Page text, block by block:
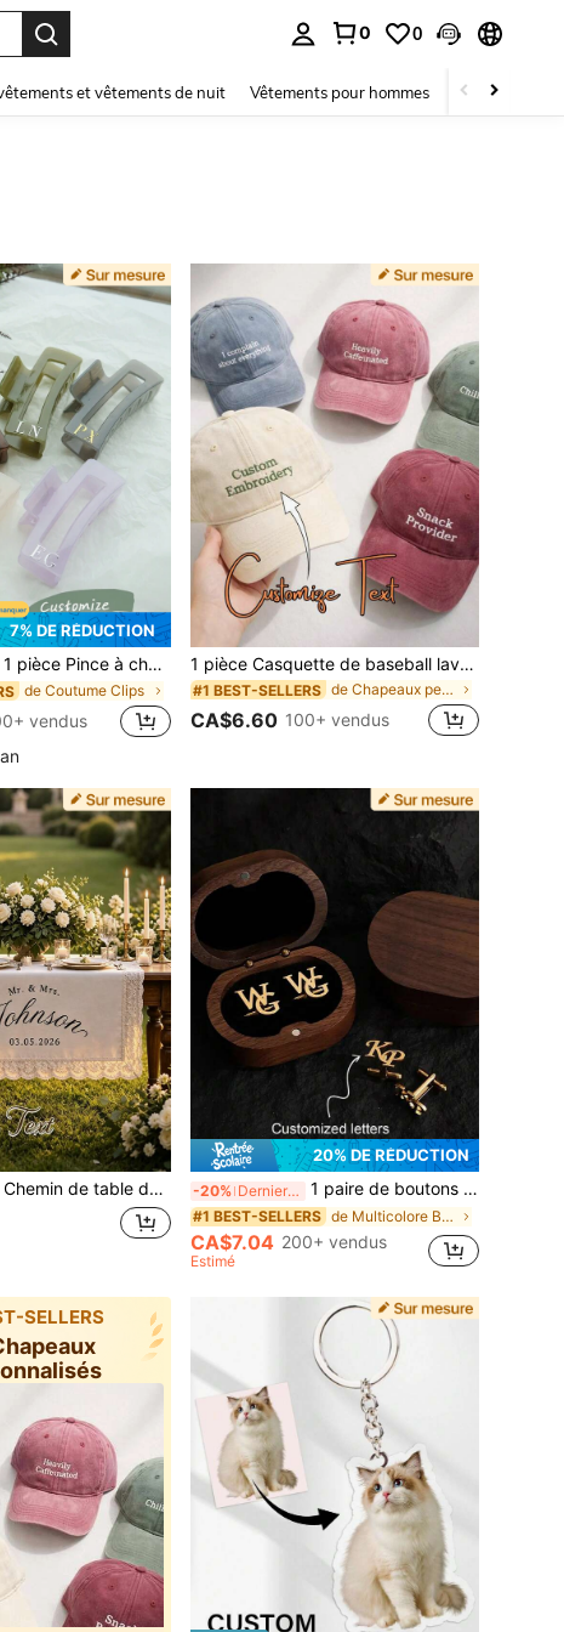
0 0
et vêtements de nuit Vêtements pour hommes Enfants
7% DE RÉDUCTION
1 pièce Pince à cheveux personnalisée avec lettre initiale, personnalisée de 1 à 2 lettres, pinces à cheveux purement personnalisées, cadeaux pour mariage, amis, cadeau pour la fête des mères, cadeau de proposition de demoiselle d'honneur, pour le bureau, pour l'école, pour l'enseignant, pour les adolescents, amour éternel, esthétique
de Coutume Clips
vendus
1 pièce Casquette de baseball lavée et brodée personnalisée, casquette de papa vintage usée, casquette de camionneur personnalisée, casquette de mode Y2K, casquette réglable, casquette brodée minimaliste, casquette de style coréen décontracté, casquette esthétique vintage d'argent, cadeau personnalisé, port quotidien
#1 BEST-SELLERS de Chapeaux personnalisés
CA$6.60 100+ vendus
Chemin de table de mariage en dentelle personnalisé : Chemin de table en tissu personnalisé, panneau de table pour nouveaux mariés, décoration de réception de mariage, décoration de table de mariée
20% DE RÉDUCTION
-20% Derniers 3 jours 1 paire de boutons de manchette en acier inoxydable avec lettre gravée, boutons de manchette personnalisés pour hommes, boutons de manchette pour chemise de tous les jours, cadeau pour le père, le mari, les garçons d'honneur, la fête des pères, le mariage, sans boîte cadeau, coloré, unisexe, anniversaire, cadeau unique
#1 BEST-SELLERS de Multicolore Boutons de manchette et boutons per
CA$7.04 200+ vendus
Estimé
SELLERS